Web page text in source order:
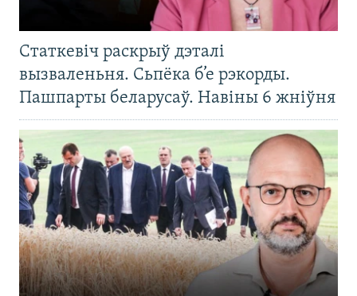
Статкевіч раскрыў дэталі
вызваленьня. Сьпёка б’е рэкорды.
Пашпарты беларусаў. Навіны 6 жніўня